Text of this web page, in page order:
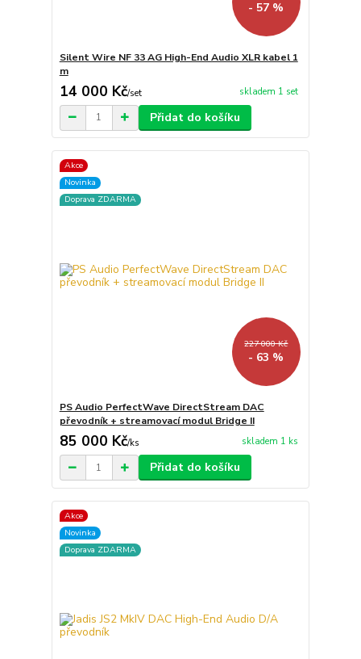
- 57 %
Silent Wire NF 33 AG High-End Audio XLR kabel 1
m
14 000 Kč/set skladem 1 set
Přidat do košíku
Akce
Novinka
Doprava ZDARMA
227 000 Kč
- 63 %
PS Audio PerfectWave DirectStream DAC
převodník + streamovací modul Bridge II
85 000 Kč/ks skladem 1 ks
Přidat do košíku
Akce
Novinka
Doprava ZDARMA